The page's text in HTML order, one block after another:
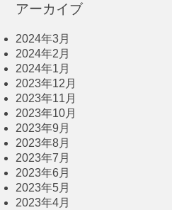
アーカイブ
2024年3月
2024年2月
2024年1月
2023年12月
2023年11月
2023年10月
2023年9月
2023年8月
2023年7月
2023年6月
2023年5月
2023年4月